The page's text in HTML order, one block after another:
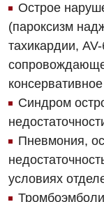
Нейрохирургия
Онкологическое
Ортопедия и
Отделение
Отделение
Острое
(пароксизм
тахикардии,
Синдром
Пневмония,
условиях